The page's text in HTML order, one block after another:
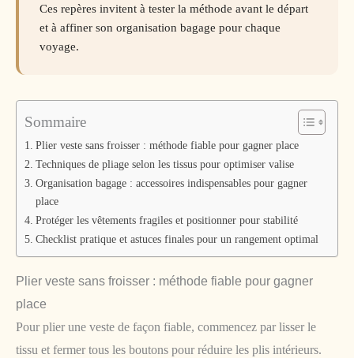
Ces repères invitent à tester la méthode avant le départ
et à affiner son organisation bagage pour chaque
voyage.
Sommaire
Plier veste sans froisser : méthode fiable pour gagner place
Techniques de pliage selon les tissus pour optimiser valise
Organisation bagage : accessoires indispensables pour gagner
place
Protéger les vêtements fragiles et positionner pour stabilité
Checklist pratique et astuces finales pour un rangement optimal
Plier veste sans froisser : méthode fiable pour gagner
place
Pour plier une veste de façon fiable, commencez par lisser le
tissu et fermer tous les boutons pour réduire les plis intérieurs.